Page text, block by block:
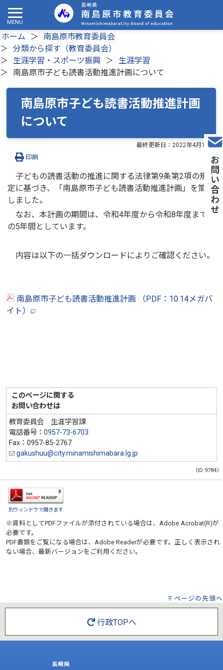
ホーム
南島原市教育委員会
分類から探す（教育委員会）
生涯学習・スポーツ振興
生涯学習
南島原市子ども読書活動推進計画について
南島原市子ども読書活動推進計画
について
最終更新日： 2022年4月1日
印刷
子どもの読書活動の推進に関する法律第9条第2項の規
定に基づき、「南島原市子ども読書活動推進計画」を策定
しました。
なお、本計画の期間は、令和4年度から令和8年度まで
の5年間としています。
内容は以下の一括ダウンロードによりご確認ください。
南島原市子ども読書活動推進計画 （PDF：10.14メガバ
イト）
このページに関する
お問い合わせは
教育委員会 生涯学習課
電話番号：0957-73-6703
Fax：0957-85-2767
gakushuu@city.minamishimabara.lg.jp
（ID:9784）
別ウィンドウで開きます
※資料としてPDFファイルが添付されている場合は、Adobe Acrobat(R)が
必要です。
PDF書類をご覧になる場合は、Adobe Readerが必要です。正しく表示され
ない場合、最新バージョンをご利用ください。
ページの先頭へ
行政TOPへ